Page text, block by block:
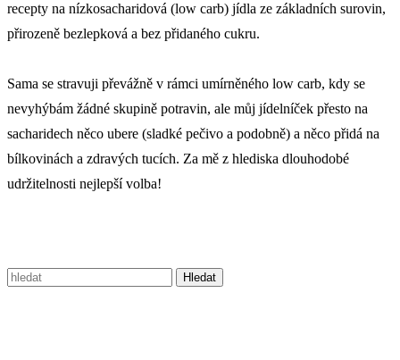
recepty na nízkosacharidová (low carb) jídla ze základních surovin,
přirozeně bezlepková a bez přidaného cukru.
Sama se stravuji převážně v rámci umírněného low carb, kdy se
nevyhýbám žádné skupině potravin, ale můj jídelníček přesto na
sacharidech něco ubere (sladké pečivo a podobně) a něco přidá na
bílkovinách a zdravých tucích. Za mě z hlediska dlouhodobé
udržitelnosti nejlepší volba!